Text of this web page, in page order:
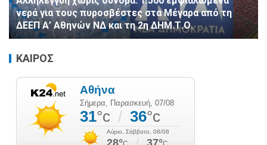
νερά για τους πυροσβέστες στα Μέγαρα από τη
ΔΕΕΠ Α’ Αθηνών ΝΔ και τη 2η ΔΗΜ.Τ.Ο.
ΚΑΙΡΟΣ